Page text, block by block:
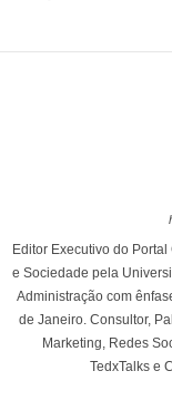
Editor Executivo do
e Sociedade pela
Administração com
de Janeiro. Consultor,
Marketing, Redes
TedxTalks e